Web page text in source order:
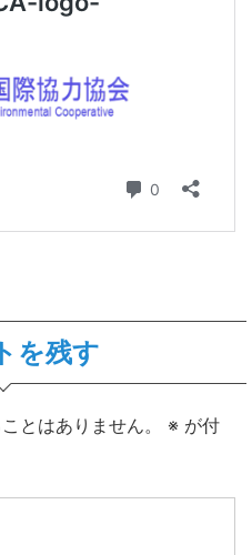
を残す
とはありません。 ※ が付